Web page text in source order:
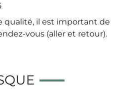
qualité, il est important de
vous (aller et retour).